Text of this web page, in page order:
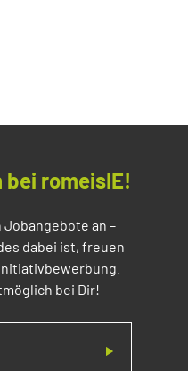
romeisIE!
an –
dabei ist, freuen
bei Dir!